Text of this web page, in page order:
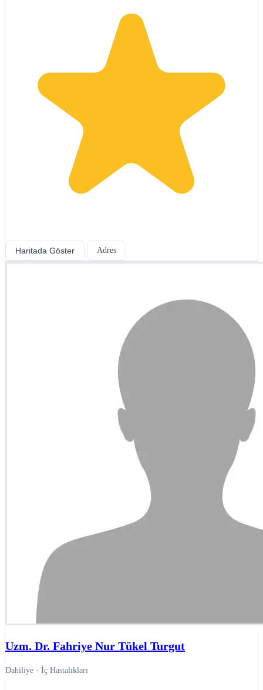
Haritada Göster Adres
Uzm. Dr. Fahriye Nur Tükel Turgut
Dahiliye - İç Hastalıkları